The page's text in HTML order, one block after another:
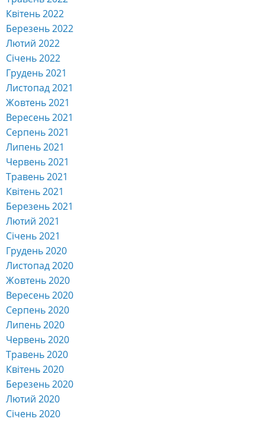
Квітень 2022
Березень 2022
Лютий 2022
Січень 2022
Грудень 2021
Листопад 2021
Жовтень 2021
Вересень 2021
Серпень 2021
Липень 2021
Червень 2021
Травень 2021
Квітень 2021
Березень 2021
Лютий 2021
Січень 2021
Грудень 2020
Листопад 2020
Жовтень 2020
Вересень 2020
Серпень 2020
Липень 2020
Червень 2020
Травень 2020
Квітень 2020
Березень 2020
Лютий 2020
Січень 2020